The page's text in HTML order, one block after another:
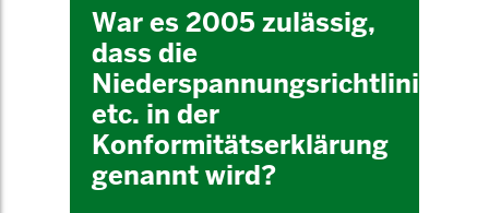
War es 2005 zulässig,
dass die
Niederspannungsrichtlinie
etc. in der
Konformitätserklärung
genannt wird?